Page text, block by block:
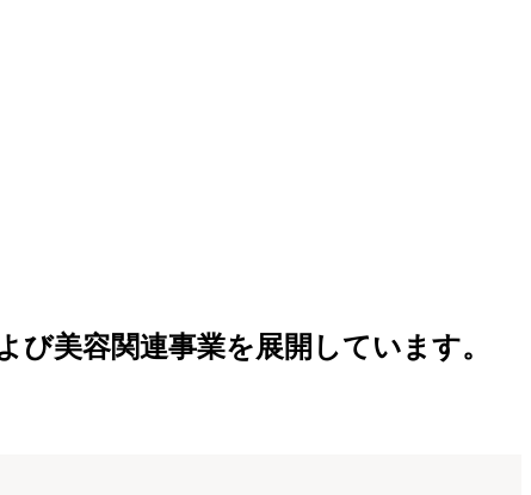
美容関連事業を展開しています。